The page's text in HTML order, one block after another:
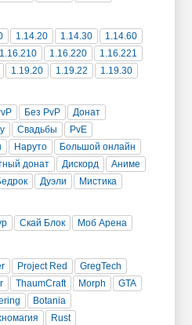
1.14.20 1.14.30
1.14.60
1.16.210 1.16.220
1.16.221
1.19.20 1.19.22
1.19.30
Без PvP
Донат
Свадьбы
PvE
Наруто
Большой онлайн
донат Дискорд
Аниме
Дуэли
Мистика
Скай Блок
Моб Арена
Project Red
GregTech
ThaumCraft Morph
GTA
Botania
Rust